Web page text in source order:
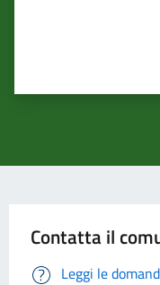
Contatta il
Leggi le